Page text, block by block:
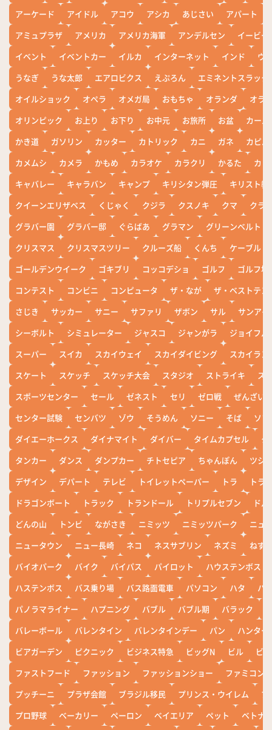
アーケード
アイドル アコウ アシカ あじさい アパート
アミュプラザ
アメリカ アメリカ海軍 アンデルセン
イービー
イベント
イベントカー イルカ インターネット インド
ウ
うなぎ
うな太郎 エアロビクス えぷろん
エミネントスラック
オイルショック
オペラ オメガ局 おもちゃ オランダ
オラ
オリンピック
お上り お下り お中元 お旅所 お盆
カー
かき道
ガソリン カッター カトリック カニ ガネ
カピバ
カメムシ
カメラ かもめ カラオケ カラクリ かるた
カレ
キャバレー
キャラバン キャンプ キリシタン弾圧
キリスト教
クイーンエリザベス
くじゃく クジラ クスノキ クマ
クラ
グラバー園
グラバー邸 ぐらばあ グラマン
グリーンベルト
クリスマス
クリスマスツリー クルーズ船 くんち
ケーブル
ゴールデンウイーク
ゴキブリ コッコデショ ゴルフ
ゴルフ場
コンテスト
コンビニ コンピュータ ザ・なが
ザ・ベストテン
さじき
サッカー サニー サファリ ザボン サル
サンアイ
シーボルト
シミュレーター ジャスコ ジャンがラ
ジョイフル
スーパー
スイカ スカイウェイ スカイダイビング
スカイラン
スケート
スケッチ スケッチ大会 スタジオ ストライキ
ス
スポーツセンター
セール ゼネスト セリ ゼロ戦
ぜんざい
センター試験
センバツ ゾウ そうめん ソニー そば
ソ
ダイエーホークス
ダイナマイト ダイバー タイムカプセル
タ
タンカー
ダンス ダンプカー チトセピア ちゃんぽん
ツシ
デザイン
デパート テレビ トイレットペーパー トラ
トラ
ドラゴンボート
トラック トランドール トリプルセブン
ド
どんの山
トンビ ながさき ニミッツ ニミッツパーク
ニュ
ニュータウン
ニュー長崎 ネコ ネスサブリン ネズミ
ねず
バイオパーク
バイク バイパス パイロット
ハウステンボス
ハステンボス
バス乗り場 バス路面電車 パソコン ハタ
ハ
パノラマライナー
ハプニング バブル バブル期 バラック
バレーボール
バレンタイン バレンタインデー パン
ハンター
ビアガーデン
ピクニック ビジネス特急 ビッグN ビル
ビワ
ファストフード
ファッション ファッションショー
ファミコン
プッチーニ
プラザ会館 ブラジル移民 プリンス・ウイレム
ブ
プロ野球
ベーカリー ペーロン ベイエリア ペット
ベトナ